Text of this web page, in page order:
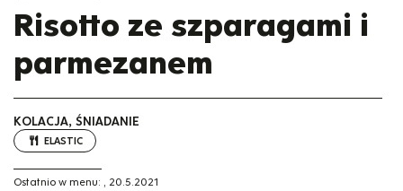
Risotto ze szparagami i
parmezanem
KOLACJA, ŚNIADANIE
ELASTIC
Ostatnio w menu: , 20.5.2021